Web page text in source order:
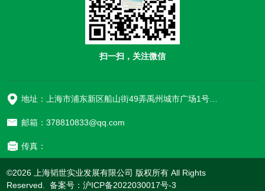
扫一扫，关注微信
地址：上海市浦东新区船山街49弄禹州城市广场1号楼906
邮箱：378810833@qq.com
传真：
©2026 上海韬世实业发展有限公司 版权所有 All Rights
Reserved. 备案号：沪ICP备2022030017号-3